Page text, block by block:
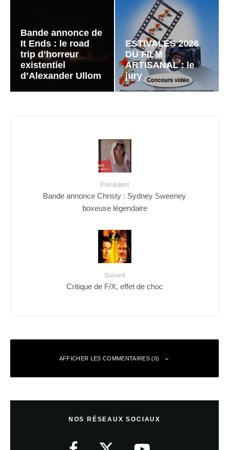
Bande annonce de
It Ends : le road
trip d’horreur
existentiel
d’Alexander Ullom
ESTIVALES 2026
DU FILM
ARTISANAL : le
jury
Précédent
Bande annonce Christy : Sydney Sweeney
boxeuse légendaire
Suivant
Critique de F/X, effet de choc
AFFICHER LES COMMENTAIRES (0)
NOS RÉSEAUX SOCIAUX